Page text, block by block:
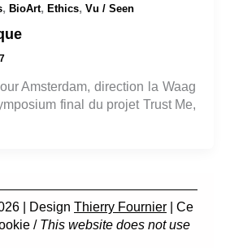
, BioArt, Ethics, Vu / Seen
Amsterdam, direction la Waag
final du projet Trust Me,
| Design Thierry Fournier | Ce
/ This website does not use